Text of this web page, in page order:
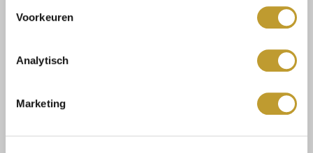
Voorkeuren
Analytisch
Marketing